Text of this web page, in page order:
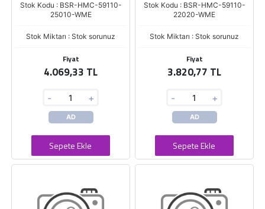
Stok Kodu : BSR-HMC-59110-
25010-WME
Stok Miktarı : Stok sorunuz
Fiyat
4.069,33 TL
- +
AD
Sepete Ekle
Stok Kodu : BSR-HMC-59110-
22020-WME
Stok Miktarı : Stok sorunuz
Fiyat
3.820,77 TL
- +
AD
Sepete Ekle